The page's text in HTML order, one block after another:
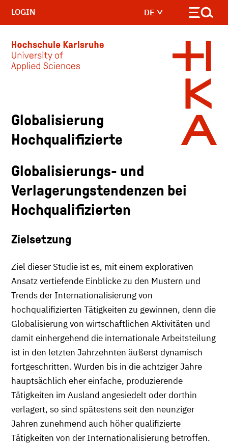
DE
LOGIN
Globalisierung
Hochqualifizierte
Globalisierungs- und
Verlagerungstendenzen bei
Hochqualifizierten
Zielsetzung
Ziel dieser Studie ist es, mit einem explorativen
Ansatz vertiefende Einblicke zu den Mustern und
Trends der Internationalisierung von
hochqualifizierten Tätigkeiten zu gewinnen, denn die
Globalisierung von wirtschaftlichen Aktivitäten und
damit einhergehend die internationale Arbeitsteilung
ist in den letzten Jahrzehnten äußerst dynamisch
fortgeschritten. Wurden bis in die achtziger Jahre
hauptsächlich eher einfache, produzierende
Tätigkeiten im Ausland angesiedelt oder dorthin
verlagert, so sind spätestens seit den neunziger
Jahren zunehmend auch höher qualifizierte
Tätigkeiten von der Internationalisierung betroffen.